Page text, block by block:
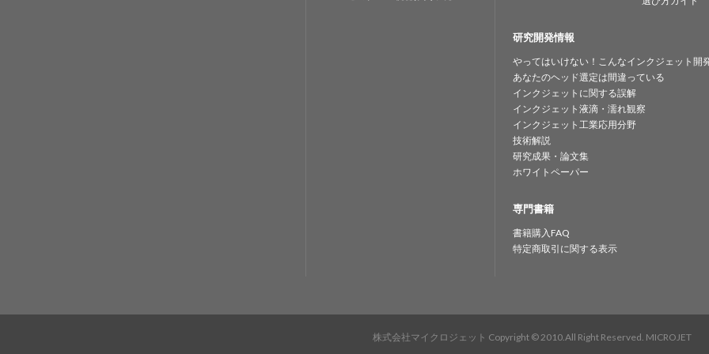
研究開発情報
やってはいけない！こんなインクジェット開
あなたのヘッド選定は間違っている
インクジェットに関する誤解
インクジェット液滴・濡れ観察
インクジェット工業応用分野
技術解説
研究成果・論文集
ホワイトペーパー
専門書籍
書籍購入FAQ
特定商取引に関する表示
株式会社マイクロジェット Copyright © 2010.All Right Reserved. MICROJET